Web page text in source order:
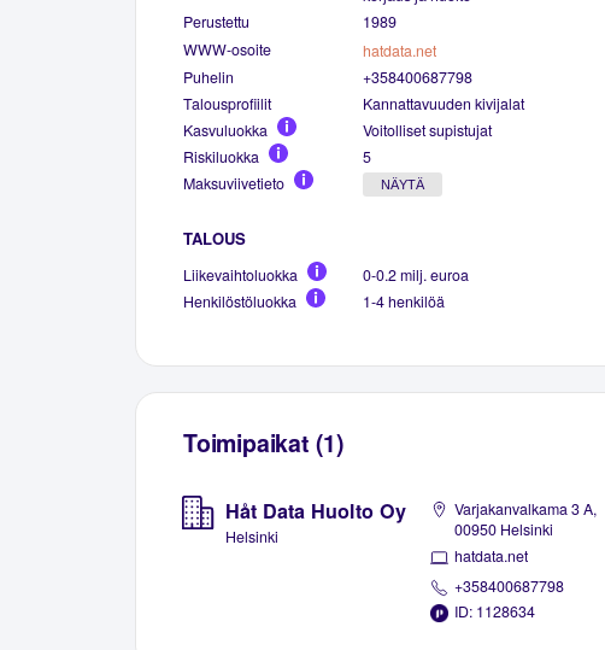
Perustettu
1989
WWW-osoite
hatdata.net
Puhelin
+358400687798
Talousprofiilit
Kannattavuuden kivijalat
Kasvuluokka
Voitolliset supistujat
Riskiluokka
5
Maksuviivetieto
NÄYTÄ
TALOUS
Liikevaihtoluokka
0-0.2 milj. euroa
Henkilöstöluokka
1-4 henkilöä
Toimipaikat (1)
Håt Data Huolto Oy
Helsinki
Varjakanvalkama 3 A,
00950 Helsinki
hatdata.net
+358400687798
ID: 1128634